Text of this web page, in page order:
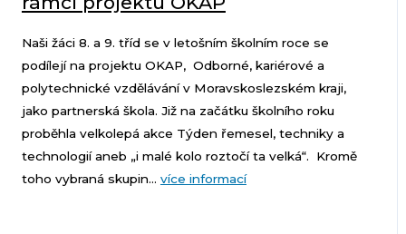
Naši žáci 8. a 9. tříd se v letošním školním roce se
podílejí na projektu OKAP, Odborné, kariérové a
polytechnické vzdělávání v Moravskoslezském kraji,
jako partnerská škola. Již na začátku školního roku
proběhla velkolepá akce Týden řemesel, techniky a
technologií aneb „i malé kolo roztočí ta velká“. Kromě
toho vybraná skupin... více informací